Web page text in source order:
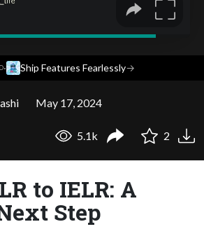
· Ship Features Fearlessly→
May 17, 2024
5.1k 2
to IELR: A
Step